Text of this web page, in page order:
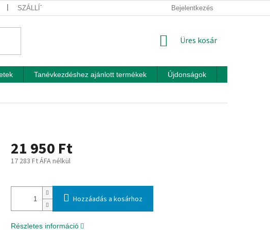
SZÁLLÍTÁSI FELTÉTELEK ÜZLETI FELTÉTELEK (ÁSZF)
Bejelentkezés
KOSÁR
Üres kosár
Tanévkezdéshez ajánlott termékek Újdonságok
21 950 Ft
17 283 Ft ÁFA nélkül
Hozzáadás a kosárhoz
Részletes információ